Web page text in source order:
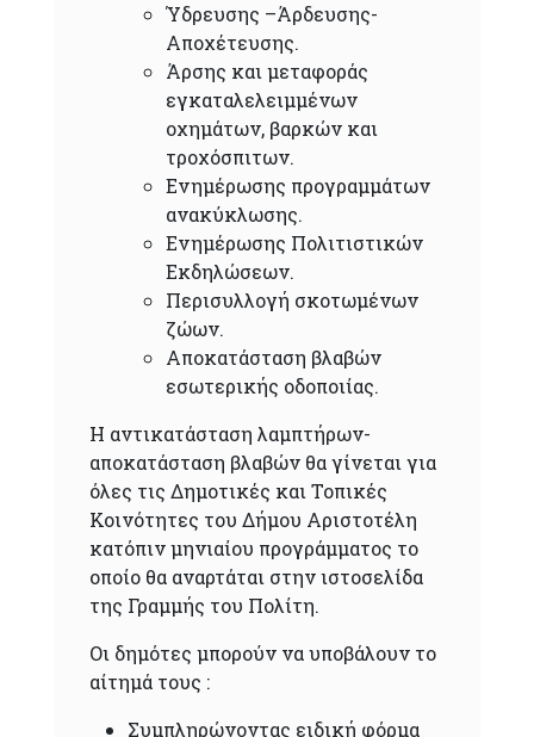
Ύδρευσης –Άρδευσης-
Αποχέτευσης.
Άρσης και μεταφοράς
εγκαταλελειμμένων
οχημάτων, βαρκών και
τροχόσπιτων.
Ενημέρωσης προγραμμάτων
ανακύκλωσης.
Ενημέρωσης Πολιτιστικών
Εκδηλώσεων.
Περισυλλογή σκοτωμένων
ζώων.
Αποκατάσταση βλαβών
εσωτερικής οδοποιίας.
Η αντικατάσταση λαμπτήρων-
αποκατάσταση βλαβών θα γίνεται για
όλες τις Δημοτικές και Τοπικές
Κοινότητες του Δήμου Αριστοτέλη
κατόπιν μηνιαίου προγράμματος το
οποίο θα αναρτάται στην ιστοσελίδα
της Γραμμής του Πολίτη.
Οι δημότες μπορούν να υποβάλουν το
αίτημά τους :
Συμπληρώνοντας ειδική φόρμα